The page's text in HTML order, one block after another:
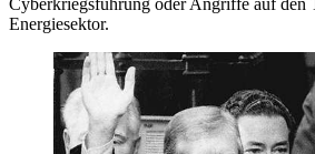
Energiesektor.